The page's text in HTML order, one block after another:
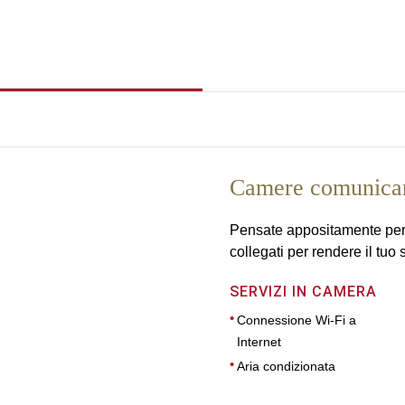
Camere
Pensate appositamente
collegati per rendere il tuo
SERVIZI IN CAMERA
Connessione Wi-Fi a
Internet
Aria condizionata